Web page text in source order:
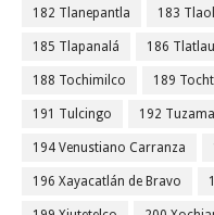
182 Tlanepantla 183
185 Tlapanalá 186
188 Tochimilco 189
191 Tulcingo 192
194 Venustiano Carranza
196 Xayacatlán de Bravo